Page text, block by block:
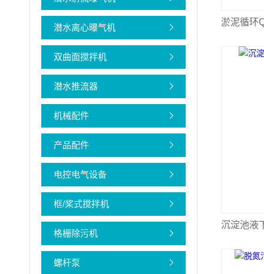
潜水离心曝气机
双曲面搅拌机
潜水推流器
机械配件
产品配件
电控电气设备
框/桨式搅拌机
格栅除污机
螺杆泵
淤泥循环
沉淀池液